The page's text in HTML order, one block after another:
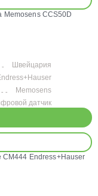
Memosens CCS50D
Швейцария
Memosens
датчик
Endress+Hauser